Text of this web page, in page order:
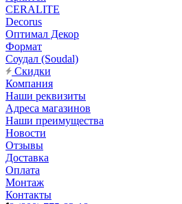
CERALITE
Decorus
Оптимал Декор
Формат
Соудал (Soudal)
Скидки
Компания
Наши реквизиты
Адреса магазинов
Наши преимущества
Новости
Отзывы
Доставка
Оплата
Монтаж
Контакты